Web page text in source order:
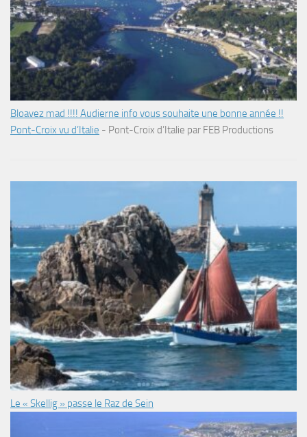
Bloavez mad !!!! Audierne info vous souhaite une bonne année !!
Pont-Croix vu d’Italie - Pont-Croix d’Italie par FEB Productions
Le « Skellig » passe le Raz de Sein